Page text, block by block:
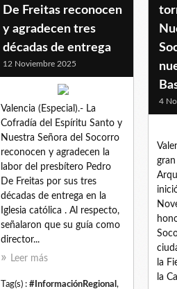
De Freitas reconocen
y agradecen tres
décadas de entrega
12 Noviembre 2025
Valencia (Especial).- La
Cofradía del Espíritu Santo y
Nuestra Señora del Socorro
reconocen y agradecen la
labor del presbítero Pedro
De Freitas por sus tres
décadas de entrega en la
Iglesia católica . Al respecto,
señalaron que su guía como
director...
Leer más
Tag(s) : #InformaciónRegional ,
4
la
la